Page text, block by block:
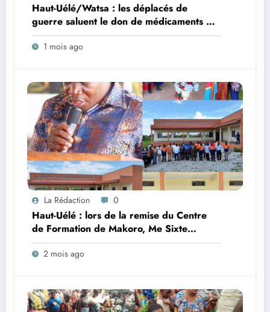
Haut-Uélé/Watsa : les déplacés de
guerre saluent le don de médicaments de
la Fondation Dr Joseph Atanzi
1 mois ago
La Rédaction 0
Haut-Uélé : lors de la remise du Centre
de Formation de Makoro, Me Sixte
Tandema, président du CLD Watsa–
Faradje, appelle à l’autonomisation de la
2 mois ago